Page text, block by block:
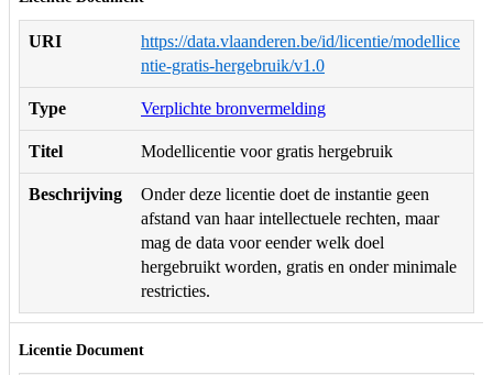
URI
https://data.vlaanderen.be/id/licentie/modellice
ntie-gratis-hergebruik/v1.0
Type Verplichte bronvermelding
Titel Modellicentie voor gratis hergebruik
Beschrijving
Onder deze licentie doet de instantie geen
afstand van haar intellectuele rechten, maar
mag de data voor eender welk doel
hergebruikt worden, gratis en onder minimale
restricties.
Licentie Document